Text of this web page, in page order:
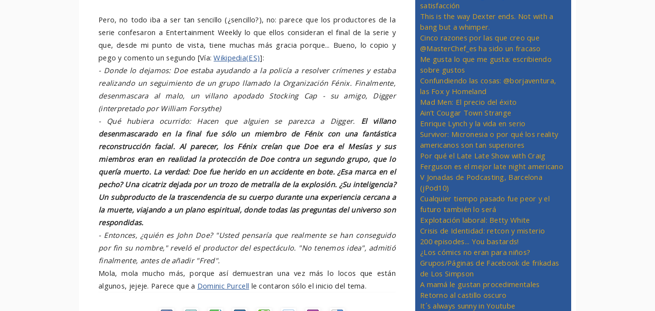
Pero, no todo iba a ser tan sencillo (¿sencillo?), no: parece que los productores de la
serie confesaron a Entertainment Weekly lo que ellos consideran el final de la serie y
que, desde mi punto de vista, tiene muchas más gracia porque... Bueno, lo copio y
pego y comento un segundo [Vía:Wikipedia(ES)]:
- Donde lo dejamos: Doe estaba ayudando a la policía a resolver crímenes y estaba
realizando un seguimiento de un grupo llamado la Organización Fénix. Finalmente,
desenmascara al malo, un villano apodado Stocking Cap - su amigo, Digger
(interpretado por William Forsythe)
- Qué hubiera ocurrido: Hacen que alguien se parezca a Digger. El villano
desenmascarado en la final fue sólo un miembro de Fénix con una fantástica
reconstrucción facial. Al parecer, los Fénix creían que Doe era el Mesías y sus
miembros eran en realidad la protección de Doe contra un segundo grupo, que lo
quería muerto. La verdad: Doe fue herido en un accidente en bote. ¿Esa marca en el
pecho? Una cicatriz dejada por un trozo de metralla de la explosión. ¿Su inteligencia?
Un subproducto de la trascendencia de su cuerpo durante una experiencia cercana a
la muerte, viajando a un plano espiritual, donde todas las preguntas del universo son
respondidas.
- Entonces, ¿quién es John Doe? "Usted pensaría que realmente se han conseguido
por fin su nombre," reveló el productor del espectáculo. "No tenemos idea", admitió
finalmente, antes de añadir "Fred".
Mola, mola mucho más, porque así demuestran una vez más lo locos que están
algunos, jejeje. Parece que a Dominic Purcell le contaron sólo el inicio del tema.
satisfacción
This is the way Dexter ends. Not with a
bang but a whimper.
Cinco razones por las que creo que
@MasterChef_es ha sido un fracaso
Me gusta lo que me gusta: escribiendo
sobre gustos
Confundiendo las cosas: @borjaventura,
las Fox y Homeland
Mad Men: El precio del éxito
Ain’t Cougar Town Strange
Enrique Lynch y la vida en serio
Survivor: Micronesia o por qué los reality
americanos son tan superiores
Por qué el Late Late Show with Craig
Ferguson es el mejor late night americano
V Jonadas de Podcasting, Barcelona
(jPod10)
Cualquier tiempo pasado fue peor y el
futuro también lo será
Explotación laboral: Betty White
Crisis de Identidad: retcon y misterio
200 episodes... You bastards!
¿Los cómics no eran para niños?
Grupos/Páginas de Facebook de frikadas
de Los Simpson
A mamá le gustan procedimentales
Retorno al castillo oscuro
It´s always sunny in Youtube